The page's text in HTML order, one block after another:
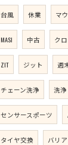
台風 休業 マ
MASI 中古 ク
ZIT ジット 週
チェーン洗浄 洗浄
センサースポーツ
タイヤ交換 バリ